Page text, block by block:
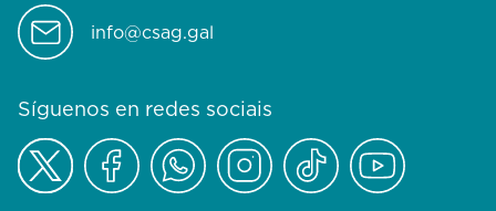
info@csag.gal
Síguenos en redes sociais